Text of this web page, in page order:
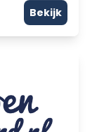
Bekijk